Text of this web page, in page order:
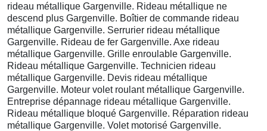
rideau métallique Gargenville. Rideau métallique ne
descend plus Gargenville. Boîtier de commande rideau
métallique Gargenville. Serrurier rideau métallique
Gargenville. Rideau de fer Gargenville. Axe rideau
métallique Gargenville. Grille enroulable Gargenville.
Rideau métallique Gargenville. Technicien rideau
métallique Gargenville. Devis rideau métallique
Gargenville. Moteur volet roulant métallique Gargenville.
Entreprise dépannage rideau métallique Gargenville.
Rideau métallique bloqué Gargenville. Réparation rideau
métallique Gargenville. Volet motorisé Gargenville.